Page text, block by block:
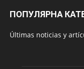
ПОПУЛЯРНА
Últimas noticias y